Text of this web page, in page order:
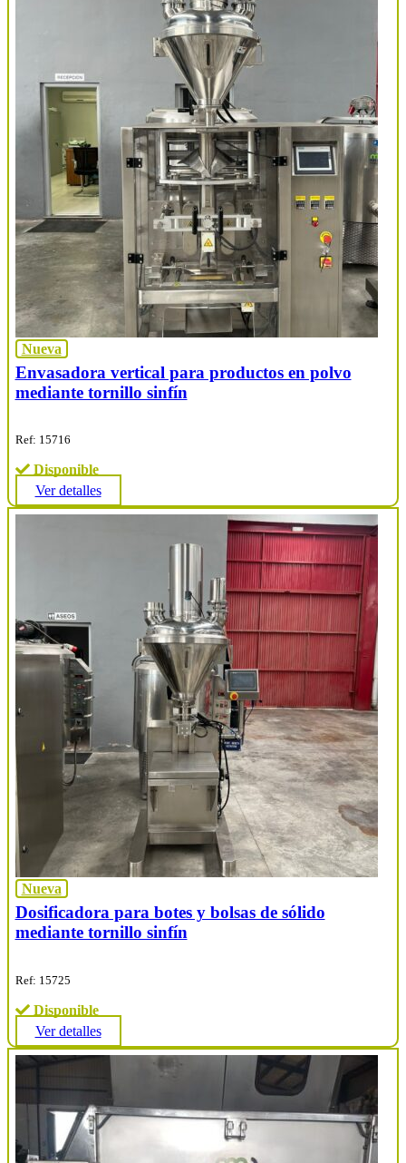
Nueva
Envasadora vertical para productos en polvo
mediante tornillo sinfín
Ref: 15716
Disponible
Ver detalles
Nueva
Dosificadora para botes y bolsas de sólido
mediante tornillo sinfín
Ref: 15725
Disponible
Ver detalles